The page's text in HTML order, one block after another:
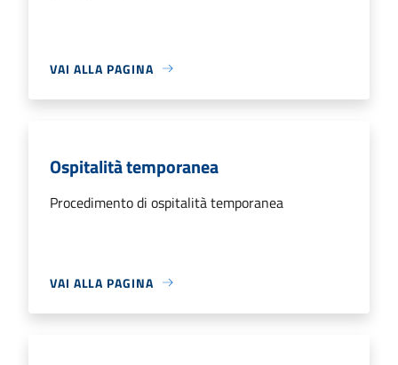
VAI ALLA PAGINA
Ospitalità temporanea
Procedimento di ospitalità temporanea
VAI ALLA PAGINA